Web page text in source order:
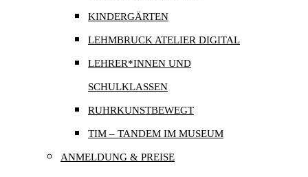
KINDERGÄRTEN
LEHMBRUCK ATELIER DIGITAL
LEHRER*INNEN UND
SCHULKLASSEN
RUHRKUNSTBEWEGT
TIM – TANDEM IM MUSEUM
ANMELDUNG & PREISE